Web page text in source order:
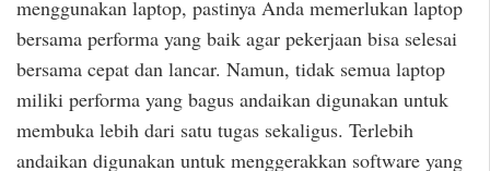
menggunakan laptop, pastinya Anda memerlukan laptop
bersama performa yang baik agar pekerjaan bisa selesai
bersama cepat dan lancar. Namun, tidak semua laptop
miliki performa yang bagus andaikan digunakan untuk
membuka lebih dari satu tugas sekaligus. Terlebih
andaikan digunakan untuk menggerakkan software yang